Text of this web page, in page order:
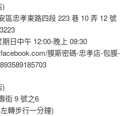
)
區忠孝東路四段 223 巷 10 弄 12 號
日中午 12:00-晚上 09:30
膜斯密碼-忠孝店-包膜-
)
街 9 號之6
轉步行一分鐘)